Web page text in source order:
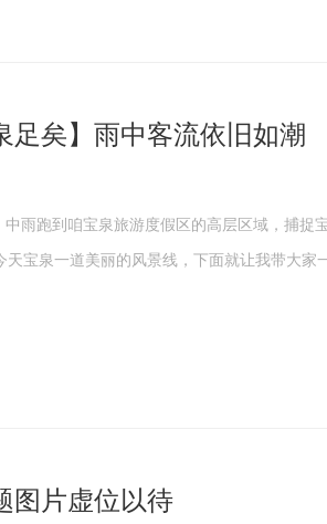
足矣】雨中客流依旧如潮
雨跑到咱宝泉旅游度假区的高层区域，捕
宝泉一道美丽的风景线，下面就让我带大家
图片虚位以待